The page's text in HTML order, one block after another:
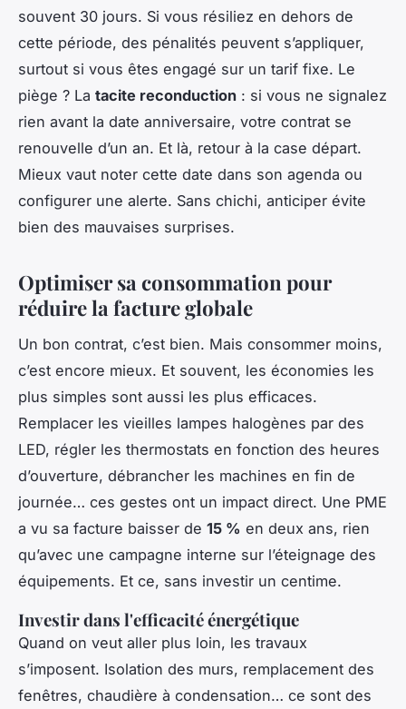
souvent 30 jours. Si vous résiliez en dehors de
cette période, des pénalités peuvent s’appliquer,
surtout si vous êtes engagé sur un tarif fixe. Le
piège ? La tacite reconduction : si vous ne signalez
rien avant la date anniversaire, votre contrat se
renouvelle d’un an. Et là, retour à la case départ.
Mieux vaut noter cette date dans son agenda ou
configurer une alerte. Sans chichi, anticiper évite
bien des mauvaises surprises.
Optimiser sa consommation pour
réduire la facture globale
Un bon contrat, c’est bien. Mais consommer moins,
c’est encore mieux. Et souvent, les économies les
plus simples sont aussi les plus efficaces.
Remplacer les vieilles lampes halogènes par des
LED, régler les thermostats en fonction des heures
d’ouverture, débrancher les machines en fin de
journée… ces gestes ont un impact direct. Une PME
a vu sa facture baisser de 15 % en deux ans, rien
qu’avec une campagne interne sur l’éteignage des
équipements. Et ce, sans investir un centime.
Investir dans l'efficacité énergétique
Quand on veut aller plus loin, les travaux
s’imposent. Isolation des murs, remplacement des
fenêtres, chaudière à condensation… ce sont des